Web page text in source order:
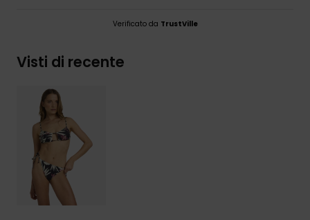
Verificato da TrustVille
Visti di recente